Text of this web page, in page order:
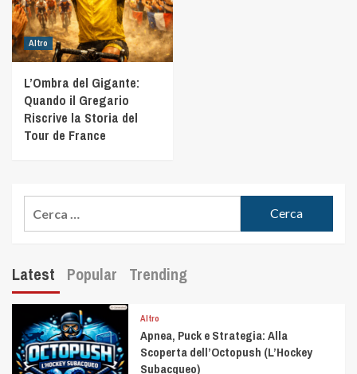
Altro
L’Ombra del Gigante:
Quando il Gregario
Riscrive la Storia del
Tour de France
Latest Popular Trending
Altro
Apnea, Puck e Strategia: Alla
Scoperta dell’Octopush (L’Hockey
Subacqueo)